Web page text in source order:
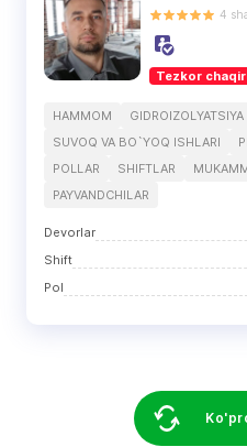
4
Tezkor
HAMMOM GIDROIZOLYATSIYA
SUVOQ VA BO`YOQ ISHLARI
POLLAR
SHIFTLAR
PAYVANDCHILAR
Devorlar
Shift
Pol